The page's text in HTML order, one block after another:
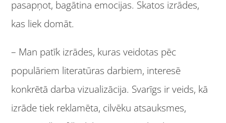
pasapņot, bagātina emocijas. Skatos izrādes,
kas liek domāt.
– Man patīk izrādes, kuras veidotas pēc
populāriem literatūras darbiem, interesē
konkrētā darba vizualizācija. Svarīgs ir veids, kā
izrāde tiek reklamēta, cilvēku atsauksmes,